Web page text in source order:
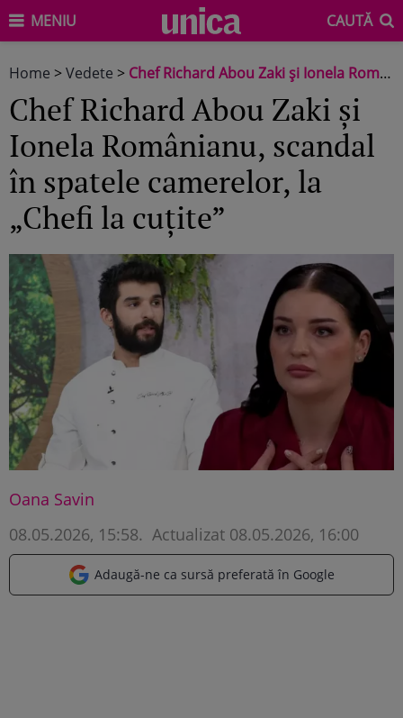
MENIU CAUTĂ
Home >Vedete > Chef Richard Abou Zaki și Ionela Românianu, scandal în spatele camerelor, la „Chefi la cuțite”
Chef Richard Abou Zaki și
Ionela Românianu, scandal
în spatele camerelor, la
„Chefi la cuțite”
Oana Savin
08.05.2026, 15:58. Actualizat 08.05.2026, 16:00
Adaugă-ne ca sursă preferată în Google